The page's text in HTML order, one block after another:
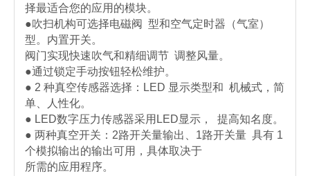
择最适合您的应用的模块。
●吹扫机构可选择电磁阀 型和空气定时器（气室）
型。内置开关。
阀门实现快速吹气和精细调节 调整风量。
●通过锁定手动按钮轻松维护。
● 2 种真空传感器选择：LED 显示类型和 机械式，简
单、人性化。
● LED数字压力传感器采用LED显示， 提高知名度。
● 两种真空开关：2路开关量输出、1路开关量 具有 1
个模拟输出的输出可用，具体取决于
所需的应用程序。